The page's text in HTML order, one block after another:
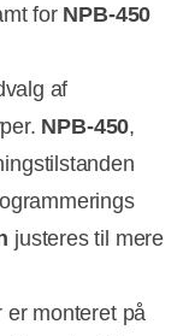
for NPB-450
af
NPB-450,
justeres til mere
er monteret på